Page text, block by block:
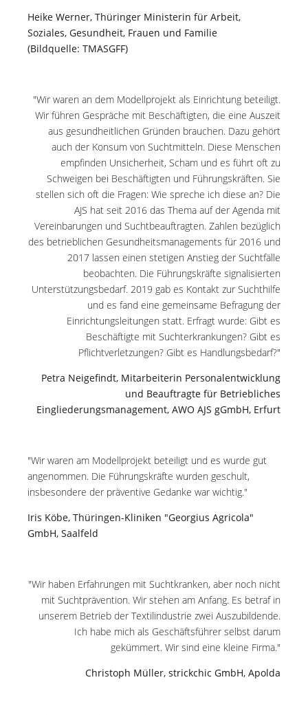
Heike Werner, Thüringer Ministerin für Arbeit,
Soziales, Gesundheit, Frauen und Familie
(Bildquelle: TMASGFF)
"Wir waren an dem Modellprojekt als Einrichtung beteiligt.
Wir führen Gespräche mit Beschäftigten, die eine Auszeit
aus gesundheitlichen Gründen brauchen. Dazu gehört
auch der Konsum von Suchtmitteln. Diese Menschen
empfinden Unsicherheit, Scham und es führt oft zu
Schweigen bei Beschäftigten und Führungskräften. Sie
stellen sich oft die Fragen: Wie spreche ich diese an? Die
AJS hat seit 2016 das Thema auf der Agenda mit
Vereinbarungen und Suchtbeauftragten. Zahlen bezüglich
des betrieblichen Gesundheitsmanagements für 2016 und
2017 lassen einen stetigen Anstieg der Suchtfälle
beobachten. Die Führungskräfte signalisierten
Unterstützungsbedarf. 2019 gab es Kontakt zur Suchthilfe
und es fand eine gemeinsame Befragung der
Einrichtungsleitungen statt. Erfragt wurde: Gibt es
Beschäftigte mit Suchterkrankungen? Gibt es
Pflichtverletzungen? Gibt es Handlungsbedarf?"
Petra Neigefindt, Mitarbeiterin Personalentwicklung
und Beauftragte für Betriebliches
Eingliederungsmanagement, AWO AJS gGmbH, Erfurt
"Wir waren am Modellprojekt beteiligt und es wurde gut
angenommen. Die Führungskräfte wurden geschult,
insbesondere der präventive Gedanke war wichtig."
Iris Köbe, Thüringen-Kliniken "Georgius Agricola"
GmbH, Saalfeld
"Wir haben Erfahrungen mit Suchtkranken, aber noch nicht
mit Suchtprävention. Wir stehen am Anfang. Es betraf in
unserem Betrieb der Textilindustrie zwei Auszubildende.
Ich habe mich als Geschäftsführer selbst darum
gekümmert. Wir sind eine kleine Firma."
Christoph Müller, strickchic GmbH, Apolda